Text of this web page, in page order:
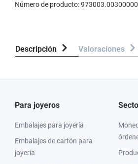
Número de producto:973003.00300000
Descripción Valoraciones
Para joyeros
Embalajes para joyería
Embalajes de cartón para
joyería